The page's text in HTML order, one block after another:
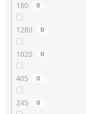
180 0
1280 0
1020 0
405 0
245 0